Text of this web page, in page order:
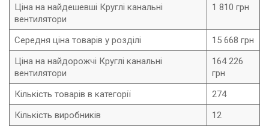
Ціна на найдешевші Круглі канальні
вентилятори
1 810 грн
Середня ціна товарів у розділі
15 668 грн
Ціна на найдорожчі Круглі канальні
вентилятори
164 226
грн
Кількість товарів в категорії
274
Кількість виробників
12